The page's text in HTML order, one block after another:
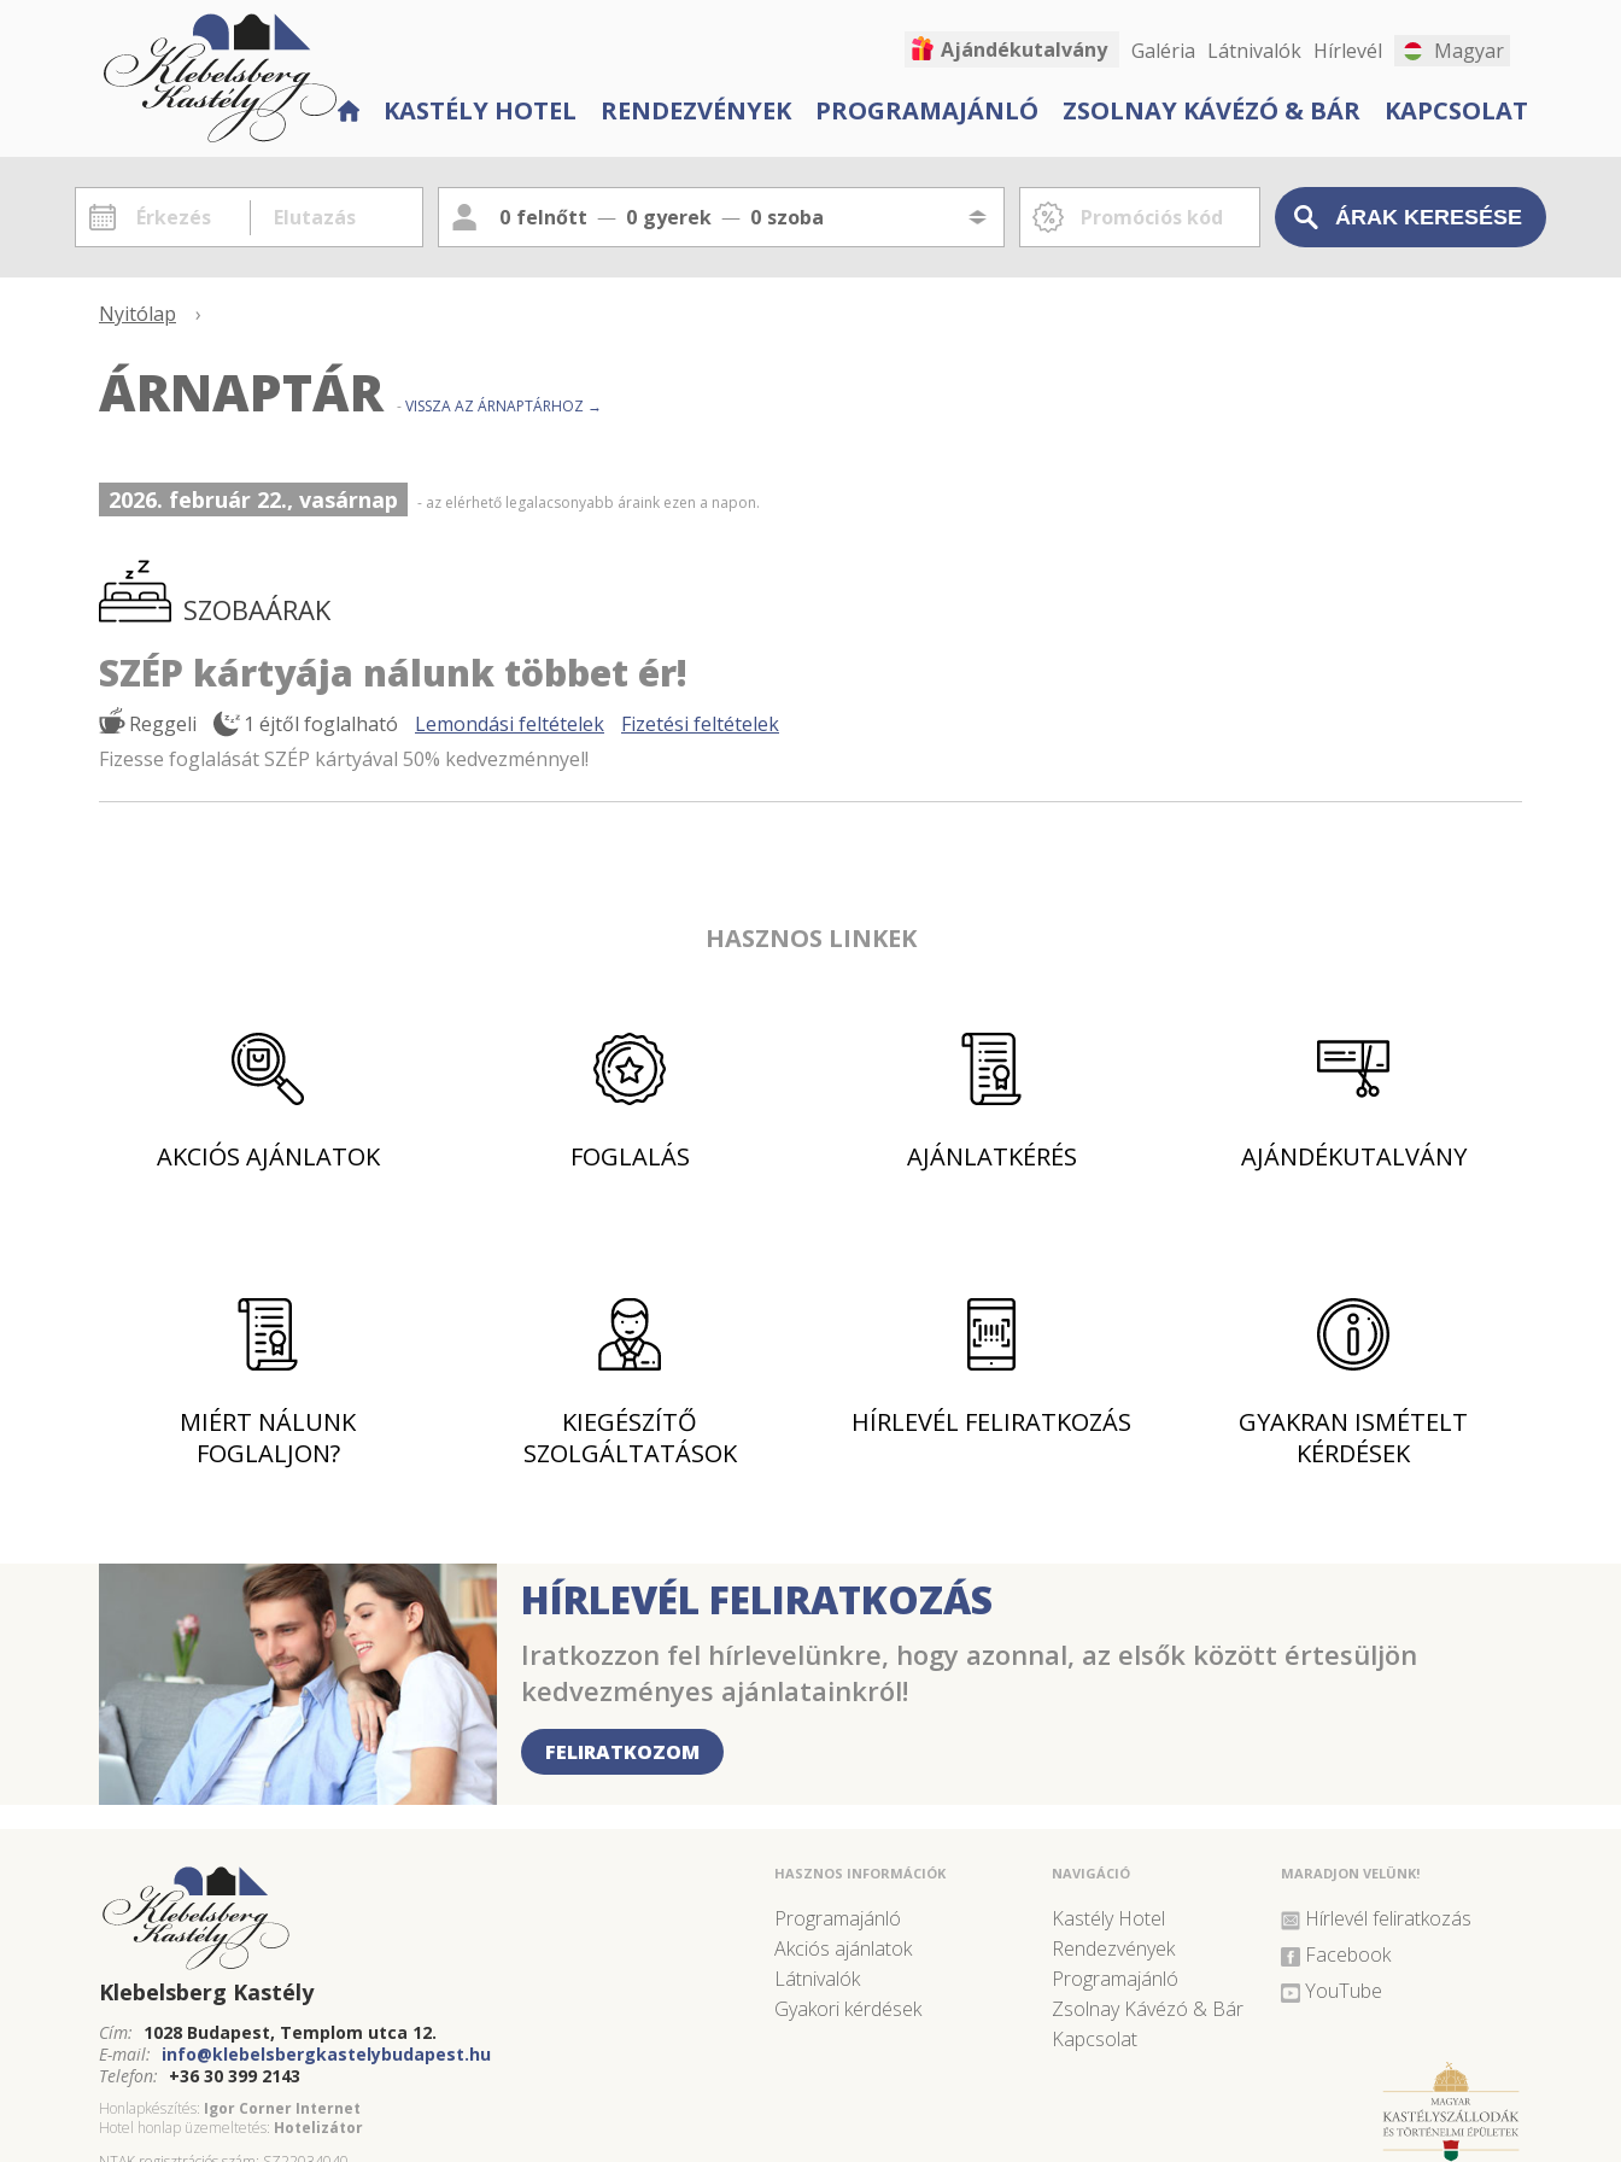
Ajándékutalvány Galéria Látnivalók Hírlevél Magyar
KASTÉLY HOTEL RENDEZVÉNYEK PROGRAMAJÁNLÓ ZSOLNAY KÁVÉZÓ & BÁR KAPCSOLAT
0 felnőtt 0 gyerek 0 szoba
Nyitólap ›
ÁRNAPTÁR -VISSZA AZ ÁRNAPTÁRHOZ →
2026. február 22., vasárnap - az elérhető legalacsonyabb áraink ezen a napon.
SZOBAÁRAK
SZÉP kártyája nálunk többet ér!
Reggeli 1 éjtől foglalható Lemondási feltételek
Fizetési feltételek
Fizesse foglalását SZÉP kártyával 50% kedvezménnyel!
HASZNOS LINKEK
AKCIÓS AJÁNLATOK FOGLALÁS AJÁNLATKÉRÉS AJÁNDÉKUTALVÁNY
MIÉRT NÁLUNK
FOGLALJON?
KIEGÉSZÍTŐ
SZOLGÁLTATÁSOK
HÍRLEVÉL FELIRATKOZÁS
GYAKRAN ISMÉTELT
KÉRDÉSEK
HÍRLEVÉL FELIRATKOZÁS
Iratkozzon fel hírlevelünkre, hogy azonnal, az elsők között értesüljön
kedvezményes ajánlatainkról!
FELIRATKOZOM
Klebelsberg Kastély
Cím: 1028 Budapest, Templom utca 12.
E-mail: info@klebelsbergkastelybudapest.hu
Telefon: +36 30 399 2143
Honlapkészítés: Igor Corner Internet
Hotel honlap üzemeltetés: Hotelizátor
HASZNOS INFORMÁCIÓK
Programajánló
Akciós ajánlatok
Látnivalók
Gyakori kérdések
NAVIGÁCIÓ
Kastély Hotel
Rendezvények
Programajánló
Zsolnay Kávézó & Bár
Kapcsolat
MARADJON VELÜNK!
Hírlevél feliratkozás
Facebook
YouTube